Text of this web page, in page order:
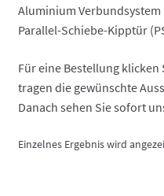
Rollläden
Kontakt
Aluminium
Parallel-Schiebe-Kipptür
Für eine Bestellung
tragen die gewünschte
Danach sehen Sie sofort
Einzelnes Ergebnis wird